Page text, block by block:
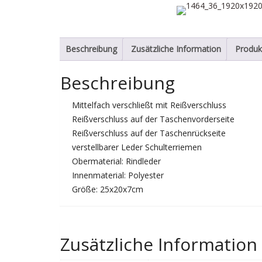
Beschreibung Zusätzliche Information
Beschreibung
Mittelfach verschließt mit Reißverschluss
Reißverschluss auf der Taschenvorderseite
Reißverschluss auf der Taschenrückseite
verstellbarer Leder Schulterriemen
Obermaterial: Rindleder
Innenmaterial: Polyester
Größe: 25x20x7cm
Zusätzliche Information